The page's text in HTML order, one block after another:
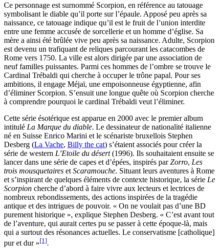
Ce personnage est surnommé Scorpion, en référence au tatouage
symbolisant le diable qu’il porte sur l’épaule. Apposé peu après sa
naissance, ce tatouage indique qu’il est le fruit de l’union interdite
entre une femme accusée de sorcellerie et un homme d’église. Sa
mère a ainsi été brûlée vive peu après sa naissance. Adulte, Scorpion
est devenu un trafiquant de reliques parcourant les catacombes de
Rome vers 1750. La ville est alors dirigée par une association de
neuf familles puissantes. Parmi ces hommes de l’ombre se trouve le
Cardinal Trébaldi qui cherche à occuper le trône papal. Pour ses
ambitions, il engage Méjaï, une empoisonneuse égyptienne, afin
d’éliminer Scorpion. S’ensuit une longue quête où Scorpion cherche
à comprendre pourquoi le cardinal Trébaldi veut l’éliminer.
Cette série ésotérique est apparue en 2000 avec le premier album
intitulé La Marque du diable. Le dessinateur de nationalité italienne
né en Suisse Enrico Marini et le scénariste bruxellois Stephen
Desberg (La Vache, Billy the cat) s’étaient associés pour créer la
série de western L’Etoile du désert(1996). Ils souhaitaient ensuite se
lancer dans une série de capes et d’épées, inspirés parZorro, Les
trois mousquetaires et Scaramouche. Situant leurs aventures à Rome
et s’inspirant de quelques éléments de contexte historique, la série Le
Scorpion cherche d’abord à faire vivre aux lecteurs et lectrices de
nombreux rebondissements, des actions inspirées de la tragédie
antique et des intrigues de pouvoir. « On ne voulait pas d’une BD
purement historique », explique Stephen Desberg. « C’est avant tout
de l’aventure, qui aurait certes pu se passer à cette époque-là, mais
qui a surtout des résonances actuelles. Le conservatisme [catholique]
pur et dur »[1].